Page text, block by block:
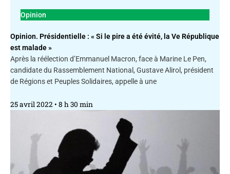
Opinion
Opinion. Présidentielle : « Si le pire a été évité, la Ve République
est malade »
Après la réélection d’Emmanuel Macron, face à Marine Le Pen,
candidate du Rassemblement National, Gustave Alirol, président
de Régions et Peuples Solidaires, appelle à une
25 avril 2022 8 h 30 min